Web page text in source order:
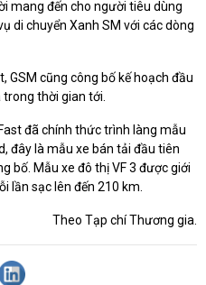
mang đến cho người tiêu dùng
di chuyển Xanh SM với các dòng
GSM cũng công bố kế hoạch đầu
thời gian tới.
đã chính thức trình làng mẫu
đây là mẫu xe bán tải đầu tiên
bố. Mẫu xe đô thị VF 3 được giới
lần sạc lên đến 210 km.
Theo Tạp chí Thương gia.